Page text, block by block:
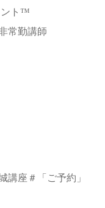
ント™
常勤講師
座＃「ご予約」